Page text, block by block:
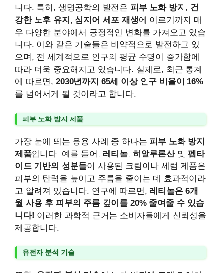
니다. 특히, 생명공학의 발전은 피부 노화 방지 , 건
강한 노후 유지 , 심지어 세포 재생에 이르기까지 매
우 다양한 분야에서 긍정적인 변화를 가져오고 있습
니다. 이와 같은 기술들은 비약적으로 발전하고 있
으며, 전 세계적으로 인구의 평균 수명이 증가함에
따라 더욱 중요해지고 있습니다. 실제로, 최근 통계
에 따르면, 2030년까지 65세 이상 인구 비율이 16%
를 넘어서게 될 것이라고 합니다.
피부 노화 방지 제품
가장 눈에 띄는 응용 사례 중 하나는 피부 노화 방지
제품입니다. 예를 들어, 레티놀, 히알루론산및 펩타
이드 기반의 성분들이 사용된 크림이나 세럼 제품은
피부의 탄력을 높이고 주름을 줄이는 데 효과적이라
고 알려져 있습니다. 연구에 따르면, 레티놀은 6개
월 사용 후 피부의 주름 깊이를 20% 줄여줄 수 있습
니다! 이러한 과학적 근거는 소비자들에게 신뢰성을
제공합니다.
유전자 분석 기술